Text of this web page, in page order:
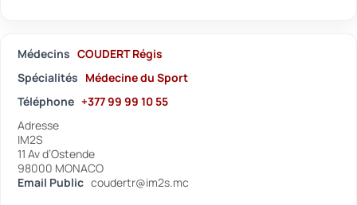
Médecins COUDERT Régis
Spécialités Médecine du Sport
Téléphone +377 99 99 10 55
Adresse
IM2S
11 Av d’Ostende
98000 MONACO
Email Public coudertr@im2s.mc